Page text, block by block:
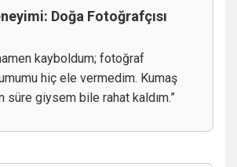
Doğa Fotoğrafçısı
kayboldum; fotoğraf
hiç ele vermedim. Kumaş
süre giysem bile rahat kaldım.”